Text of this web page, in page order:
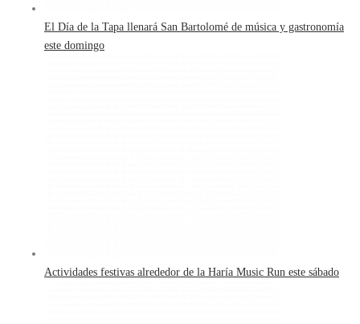
El Día de la Tapa llenará San Bartolomé de música y gastronomía
este domingo
Actividades festivas alrededor de la Haría Music Run este sábado